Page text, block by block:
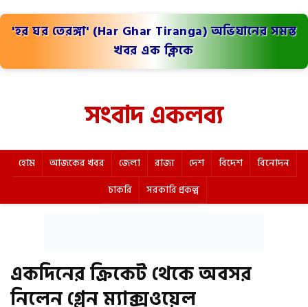
'হর ঘর তেরঙ্গা' (Har Ghar Tiranga) অভিযানের সমস্ত
খবর এক ক্লিকে
সংবাদ একলব্য
হোম আজকের খবর জেলা রাজ্য দেশ বিদেশ
বিনোদন
চাকরি
সরকারি প্রকল্প
একদিনের ক্রিকেট থেকে অবসর
নিলেন গ্লেন ম্যাক্সওয়েল